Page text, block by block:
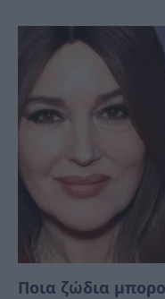
Ποια ζώδια